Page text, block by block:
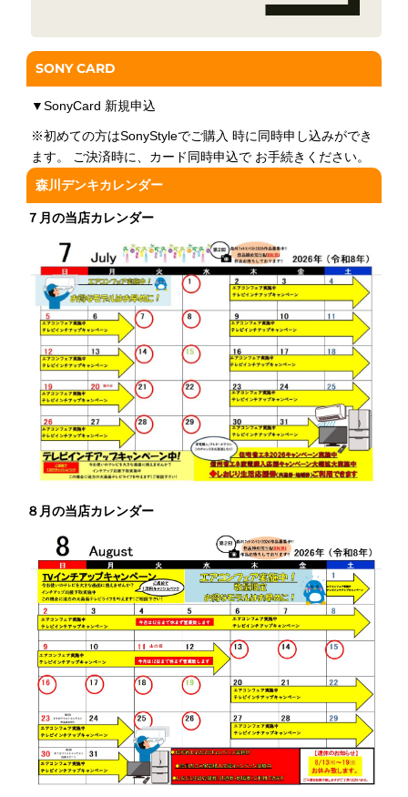
SONY CARD
▼SonyCard 新規申込
※初めての方はSonyStyleでご購入 時に同時申し込みができ
ます。 ご決済時に、カード同時申込で お手続きください。
森川デンキカレンダー
７月の当店カレンダー
８月の当店カレンダー